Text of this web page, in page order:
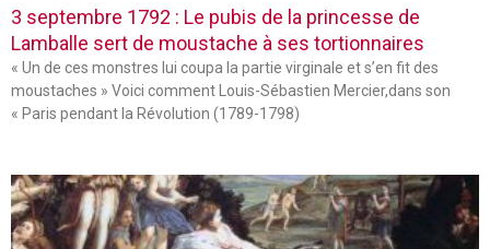
3 septembre 1792 : Le pubis de la princesse de
Lamballe sert de moustache à ses tortionnaires
« Un de ces monstres lui coupa la partie virginale et s’en fit des
moustaches » Voici comment Louis-Sébastien Mercier,dans son
« Paris pendant la Révolution (1789-1798)